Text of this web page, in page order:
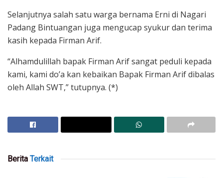
Selanjutnya salah satu warga bernama Erni di Nagari
Padang Bintuangan juga mengucap syukur dan terima
kasih kepada Firman Arif.
“Alhamdulillah bapak Firman Arif sangat peduli kepada
kami, kami do’a kan kebaikan Bapak Firman Arif dibalas
oleh Allah SWT,” tutupnya. (*)
Berita Terkait